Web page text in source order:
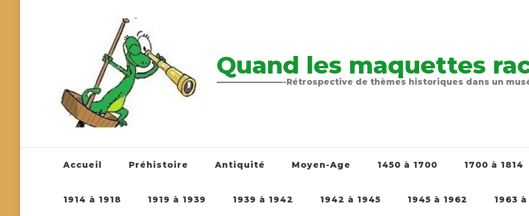
Quand les maquettes
————————-Rétrospective de thèmes historiques dans un
Accueil Préhistoire Antiquité Moyen-Age 1450 à 1700 1700 à 1814
1914 à 1918 1919 à 1939 1939 à 1942 1942 à 1945 1945 à 1962 1963